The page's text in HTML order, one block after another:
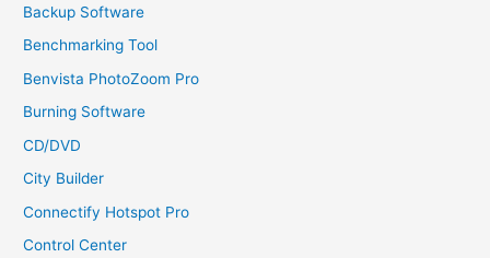
Backup Software
Benchmarking Tool
Benvista PhotoZoom Pro
Burning Software
CD/DVD
City Builder
Connectify Hotspot Pro
Control Center